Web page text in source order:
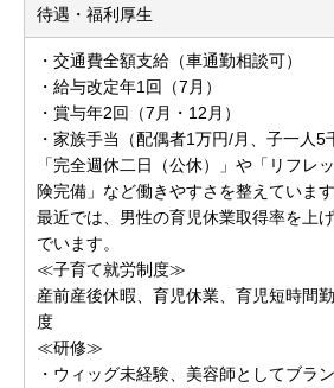
待遇・福利厚生
・交通費全額支給（車通勤相談可）
・給与改定年1回（7月）
・賞与年2回（7月・12月）
・家族手当（配偶者1万円/月、子一人5
「完全週休二日（公休）」や「リフレ
険完備」など働きやすさを整えています
最近では、男性の育児休業取得率を上
でいます。
≪子育て就労制度≫
産前産後休暇、育児休業、育児短時間
度
≪研修≫
・ウィッグ未経験、美容師としてブラ